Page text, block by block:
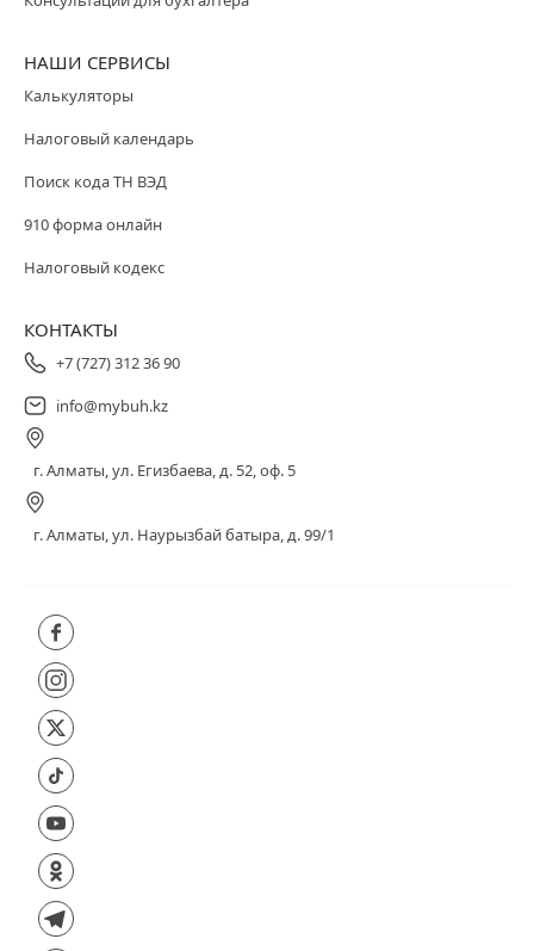
НАШИ СЕРВИСЫ
Калькуляторы
Налоговый календарь
Поиск кода ТН ВЭД
910 форма онлайн
Налоговый кодекс
КОНТАКТЫ
+7 (727) 312 36 90
info@mybuh.kz
г. Алматы, ул. Егизбаева, д. 52, оф. 5
г. Алматы, ул. Наурызбай батыра, д. 99/1